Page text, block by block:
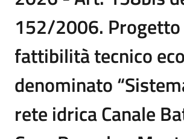
152/2006.
fattibilità tecnico
denominato
rete idrica Canale